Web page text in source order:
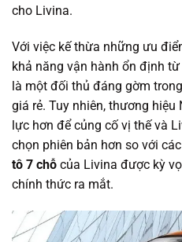
cho Livina.
Với việc kế thừa những ưu
khả năng vận hành ổn định
là một đối thủ đáng gờm
giá rẻ. Tuy nhiên, thương
lực hơn để củng cố vị thế và
chọn phiên bản hơn so với
tô 7 chỗ của Livina được kỳ
chính thức ra mắt.